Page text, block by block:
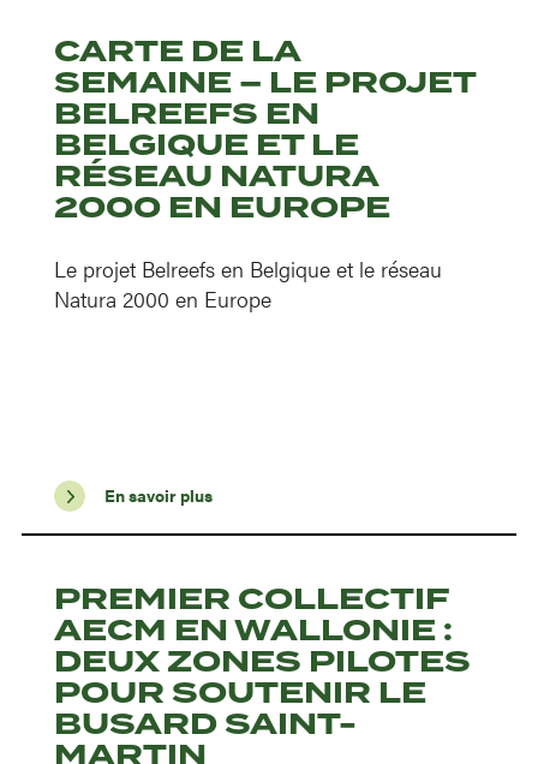
CARTE DE LA
SEMAINE – LE PROJET
BELREEFS EN
BELGIQUE ET LE
RÉSEAU NATURA
2000 EN EUROPE
Le projet Belreefs en Belgique et le réseau
Natura 2000 en Europe
En savoir plus
PREMIER COLLECTIF
AECM EN WALLONIE :
DEUX ZONES PILOTES
POUR SOUTENIR LE
BUSARD SAINT-
MARTIN